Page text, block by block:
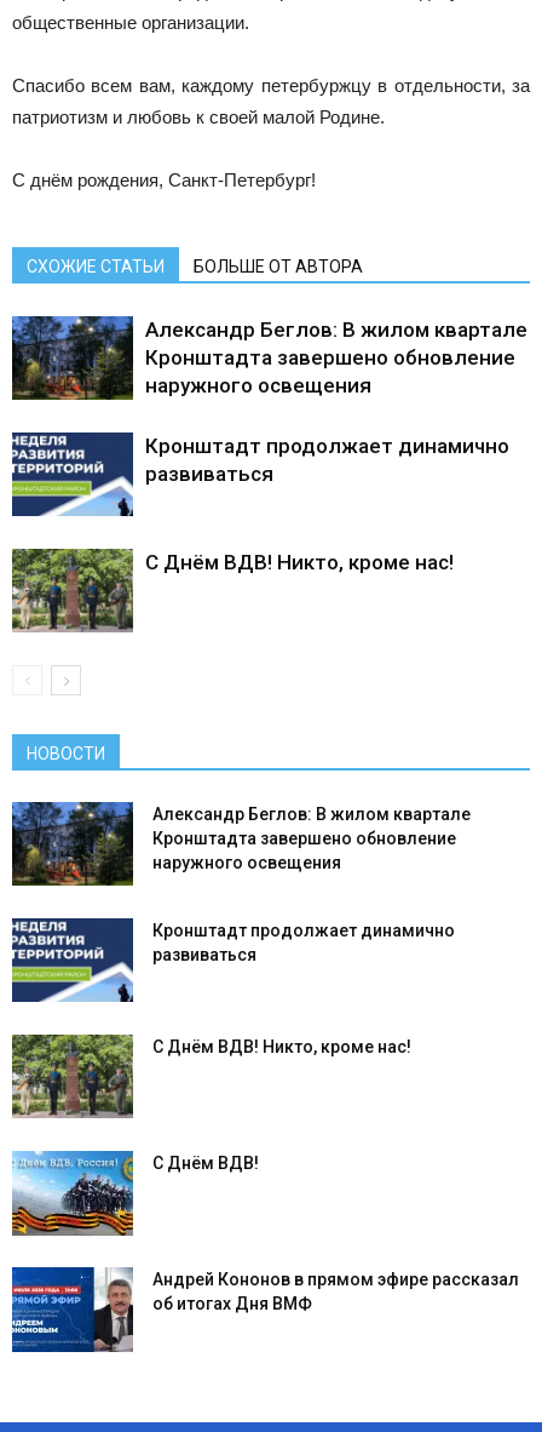
общественные организации.
Спасибо всем вам, каждому петербуржцу в отдельности, за
патриотизм и любовь к своей малой Родине.
С днём рождения, Санкт‑Петербург!
СХОЖИЕ СТАТЬИ БОЛЬШЕ ОТ АВТОРА
Александр Беглов: В жилом квартале
Кронштадта завершено обновление
наружного освещения
Кронштадт продолжает динамично
развиваться
С Днём ВДВ! Никто, кроме нас!
НОВОСТИ
Александр Беглов: В жилом квартале
Кронштадта завершено обновление
наружного освещения
Кронштадт продолжает динамично
развиваться
С Днём ВДВ! Никто, кроме нас!
С Днём ВДВ!
Андрей Кононов в прямом эфире рассказал
об итогах Дня ВМФ